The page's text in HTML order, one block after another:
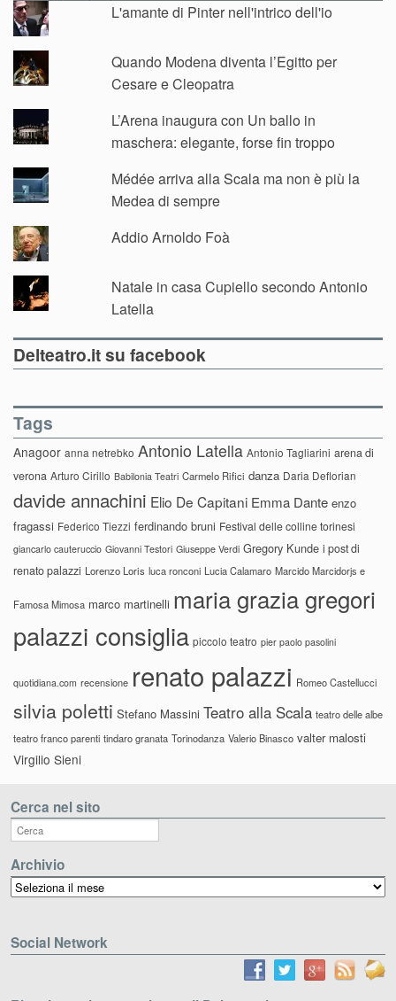
L'amante di Pinter nell'intrico dell'io
Quando Modena diventa l’Egitto per
Cesare e Cleopatra
L’Arena inaugura con Un ballo in
maschera: elegante, forse fin troppo
Médée arriva alla Scala ma non è più la
Medea di sempre
Addio Arnoldo Foà
Natale in casa Cupiello secondo Antonio
Latella
Delteatro.it su facebook
Tags
Anagoor anna netrebko Antonio Latella Antonio Tagliarini arena di
verona Arturo Cirillo Babilonia Teatri Carmelo Rifici danza Daria Deflorian
davide annachini Elio De Capitani Emma Dante enzo
fragassi Federico Tiezzi ferdinando bruni Festival delle colline torinesi
giancarlo cauteruccio Giovanni Testori Giuseppe Verdi Gregory Kunde i post di
renato palazzi Lorenzo Loris luca ronconi Lucia Calamaro Marcido Marcidorjs e
Famosa Mimosa marco martinelli maria grazia gregori
palazzi consiglia piccolo teatro pier paolo pasolini
quotidiana.com recensione renato palazzi Romeo Castellucci
silvia poletti Stefano Massini Teatro alla Scala teatro delle albe
teatro franco parenti tindaro granata Torinodanza Valerio Binasco valter malosti
Virgilio Sieni
Cerca nel sito
Archivio
Archivio
Social Network